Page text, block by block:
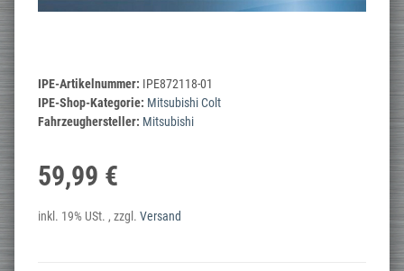
IPE-Artikelnummer: IPE872118-01
IPE-Shop-Kategorie: Mitsubishi Colt
Fahrzeughersteller: Mitsubishi
59,99 €
inkl. 19% USt. , zzgl. Versand